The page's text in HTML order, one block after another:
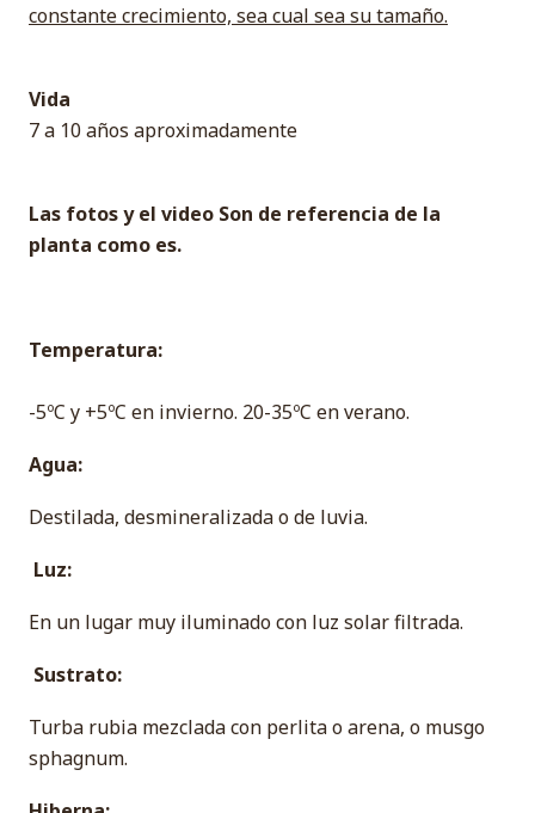
constante crecimiento, sea cual sea su tamaño.
Vida
7 a 10 años aproximadamente
Las fotos y el video Son de referencia de la
planta como es.
Temperatura:
-5ºC y +5ºC en invierno. 20-35ºC en verano.
Agua:
Destilada, desmineralizada o de luvia.
Luz:
En un lugar muy iluminado con luz solar filtrada.
Sustrato:
Turba rubia mezclada con perlita o arena, o musgo
sphagnum.